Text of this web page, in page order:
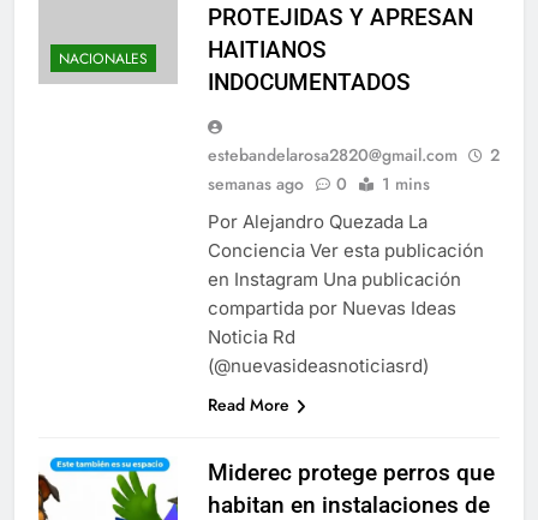
NACIONALES
PROTEJIDAS Y APRESAN
HAITIANOS
INDOCUMENTADOS
estebandelarosa2820@gmail.com
2
semanas ago
0 1 mins
Por Alejandro Quezada La
Conciencia Ver esta publicación
en Instagram Una publicación
compartida por Nuevas Ideas
Noticia Rd
(@nuevasideasnoticiasrd)
Read More
Miderec protege perros que
habitan en instalaciones de